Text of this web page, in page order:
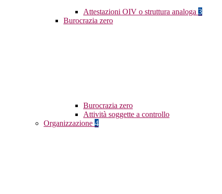
Attestazioni OIV o struttura analoga 3
Burocrazia zero
Burocrazia zero
Attività soggette a controllo
Organizzazione 4